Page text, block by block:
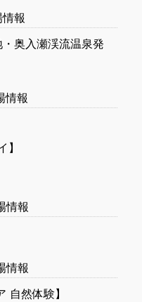
報
奥入瀬渓流温泉発
情報
情報
情報
然体験】